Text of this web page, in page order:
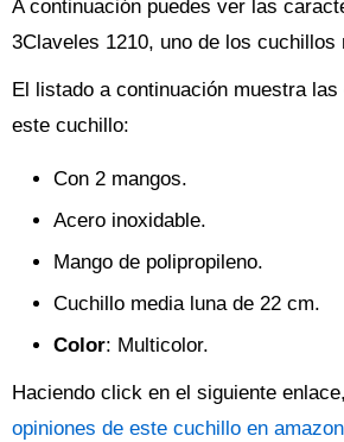
A continuación puedes ver las
3Claveles 1210, uno de los cuchillos
El listado a continuación muestra
este cuchillo:
Con 2 mangos.
Acero inoxidable.
Mango de polipropileno.
Cuchillo media luna de 22 cm.
Color: Multicolor.
Haciendo click en el siguiente
opiniones de este cuchillo en amazon